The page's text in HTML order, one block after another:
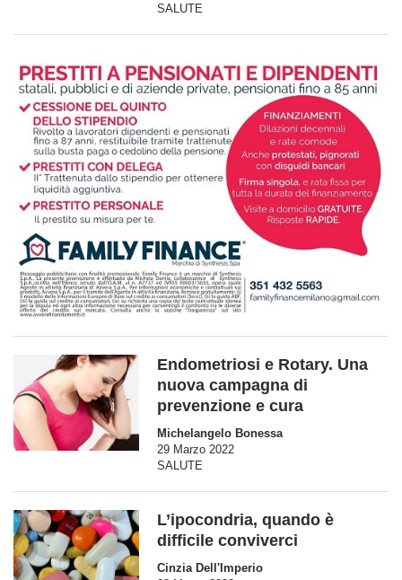
SALUTE
Endometriosi e Rotary. Una
nuova campagna di
prevenzione e cura
Michelangelo Bonessa
29 Marzo 2022
SALUTE
L’ipocondria, quando è
difficile conviverci
Cinzia Dell'Imperio